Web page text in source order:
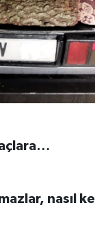
nasıl